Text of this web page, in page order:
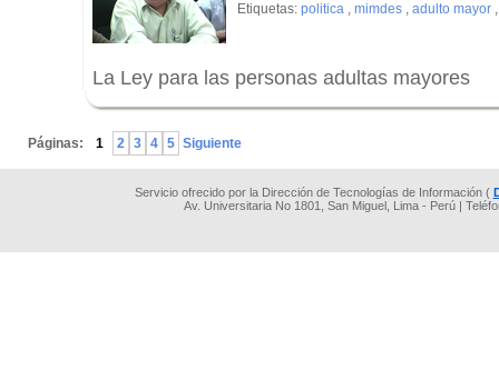
Etiquetas: politica , mimdes , adulto mayor
La Ley para las personas adultas mayores
Páginas: 1 2 3 4 5 Siguiente
Servicio ofrecido por la Dirección de Tecnologías de Información (
Av. Universitaria No 1801, San Miguel, Lima - Perú |